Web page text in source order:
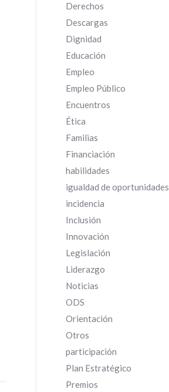
Derechos
Descargas
Dignidad
Educación
Empleo
Empleo Público
Encuentros
Ética
Familias
Financiación
habilidades
igualdad de oportunidades
incidencia
Inclusión
Innovación
Legislación
Liderazgo
Noticias
ODS
Orientación
Otros
participación
Plan Estratégico
Premios